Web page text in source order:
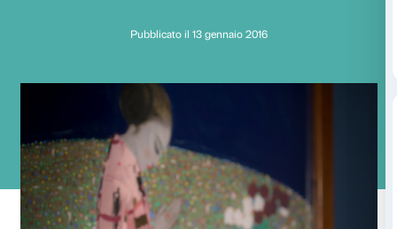
Il sacro e il
Segantini a Vedova
Pubblicato il 13 gennaio 2016